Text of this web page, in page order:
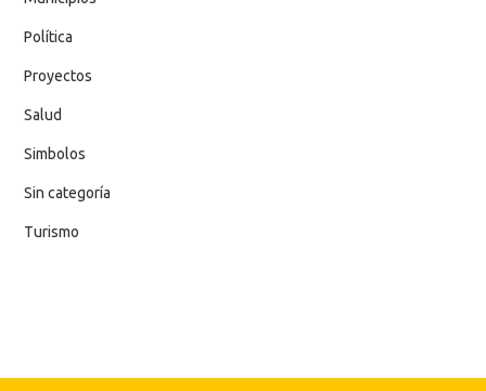
Política
Proyectos
Salud
Simbolos
Sin categoría
Turismo